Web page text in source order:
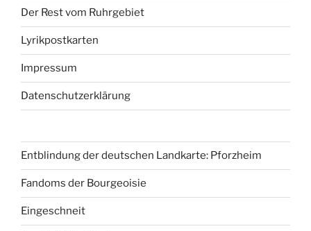
Der Rest vom Ruhrgebiet
Lyrikpostkarten
Impressum
Datenschutzerklärung
Entblindung der deutschen Landkarte: Pforzheim
Fandoms der Bourgeoisie
Eingeschneit